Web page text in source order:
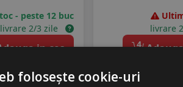
- peste 12 buc
livrare 2/3 zile
in cos
livrare
4
folosește cookie-uri